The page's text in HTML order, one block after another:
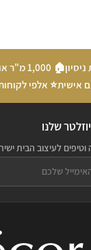
🏠 1,000 מ"ר אולם תצוגה
אישית⭐ אלפי
שלנו
לעיצוב הבית